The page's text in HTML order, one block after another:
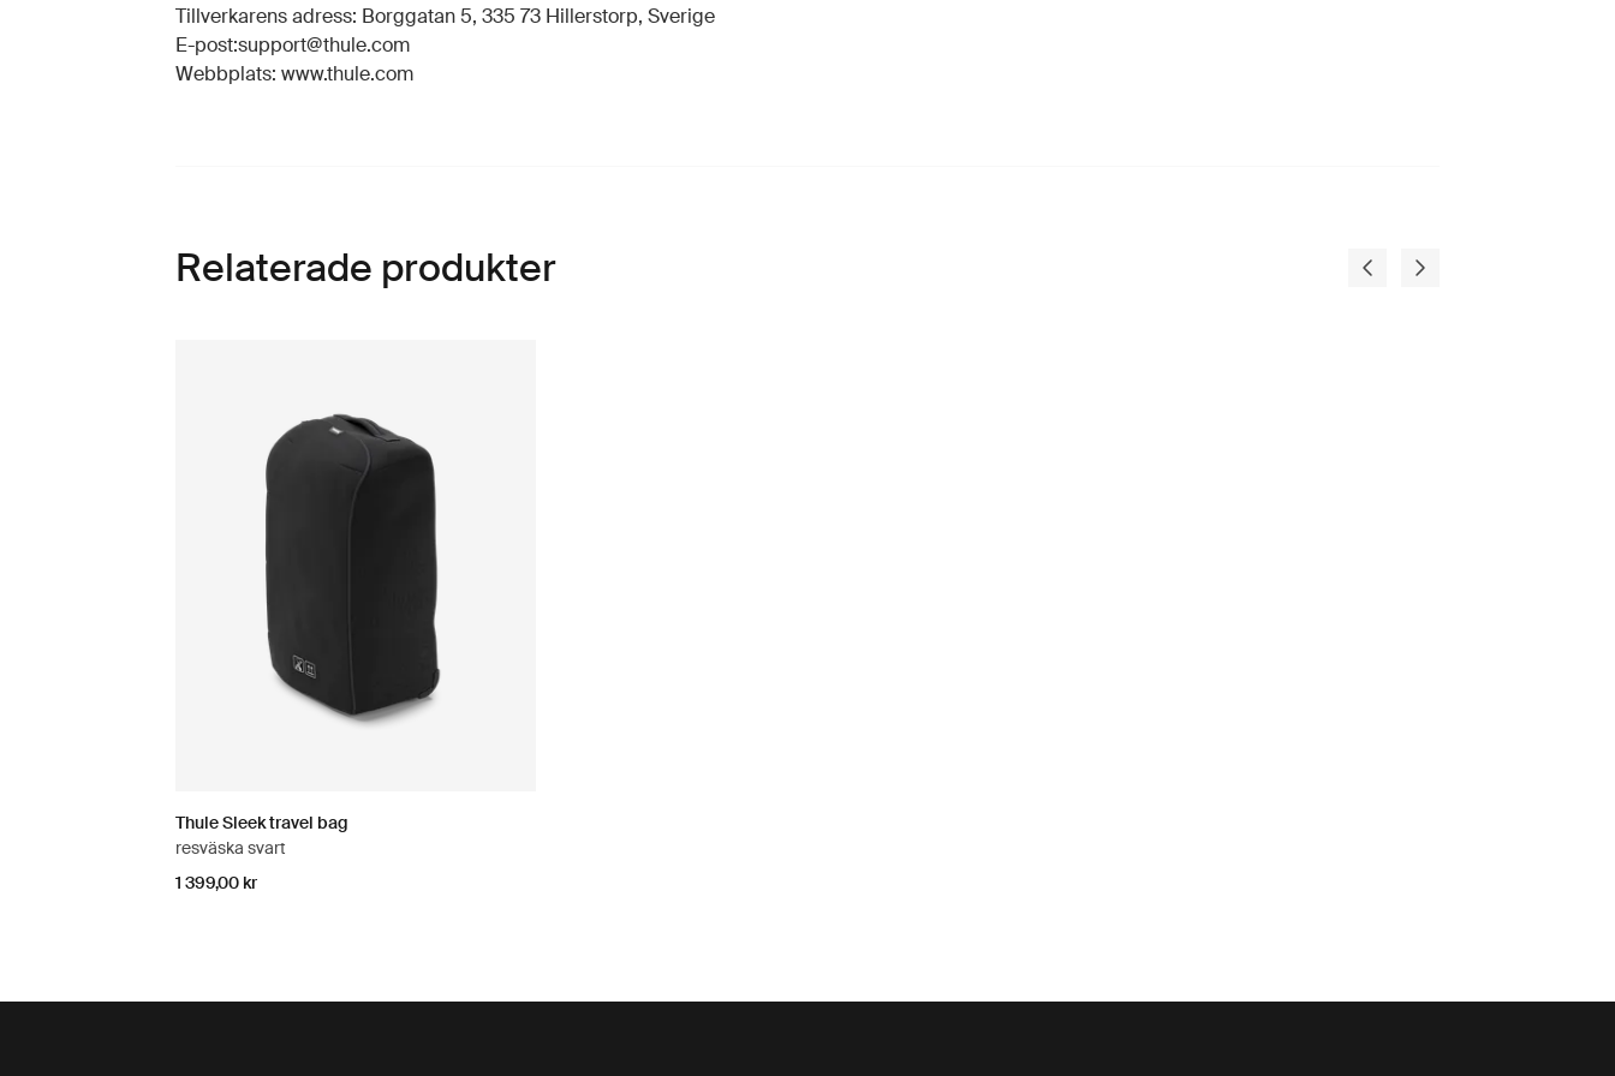
Tillverkarens adress: Borggatan 5, 335 73 Hillerstorp, Sverige
E-post:support@thule.com
Webbplats: www.thule.com
Relaterade produkter
Thule Sleek travel bag
resväska svart
1 399,00 kr